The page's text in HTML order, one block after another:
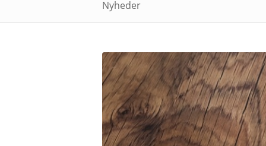
Nyheder